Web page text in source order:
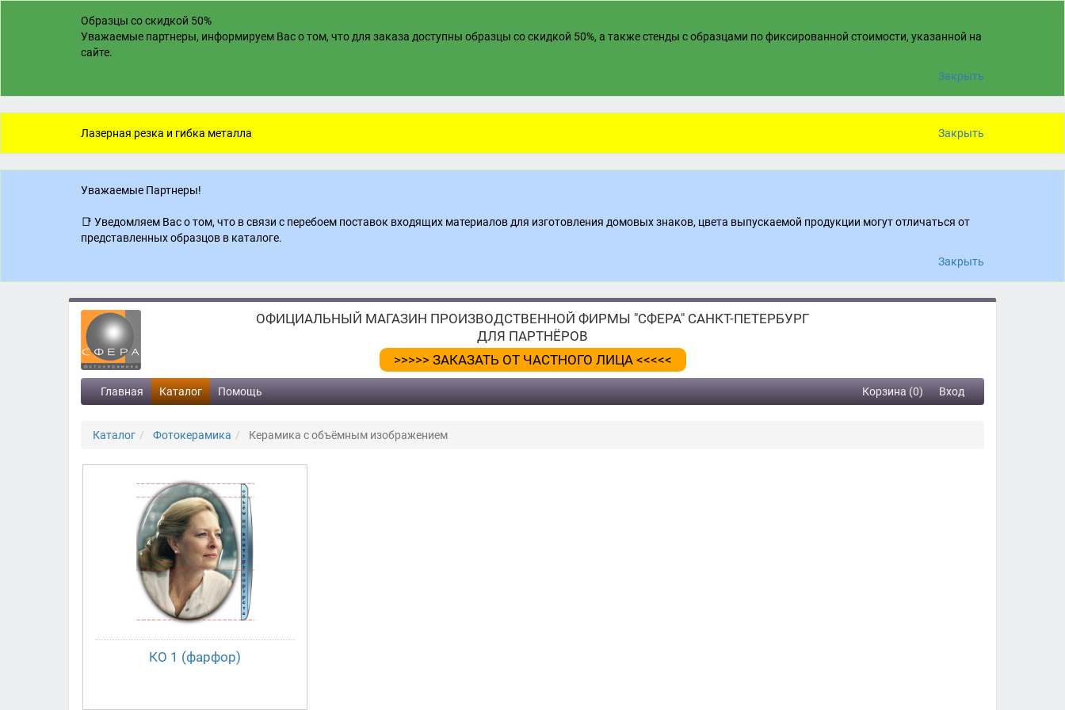
Образцы со скидкой 50%
Уважаемые партнеры, информируем Вас о том, что для заказа доступны образцы со скидкой 50%, а также стенды с образцами по фиксированной стоимости, указанной на
сайте.
Закрыть
Лазерная резка и гибка металла Закрыть
Уважаемые Партнеры!
📑 Уведомляем Вас о том, что в связи с перебоем поставок входящих материалов для изготовления домовых знаков, цвета выпускаемой продукции могут отличаться от
представленных образцов в каталоге.
Закрыть
ОФИЦИАЛЬНЫЙ МАГАЗИН ПРОИЗВОДСТВЕННОЙ ФИРМЫ "СФЕРА" САНКТ-ПЕТЕРБУРГ
ДЛЯ ПАРТНЁРОВ
>>>>> ЗАКАЗАТЬ ОТ ЧАСТНОГО ЛИЦА <<<<<
Главная Каталог Помощь Корзина (0) Вход
Каталог Фотокерамика Керамика с объёмным изображением
КО 1 (фарфор)